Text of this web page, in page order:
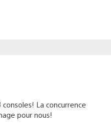
La concurrence
pour nous!